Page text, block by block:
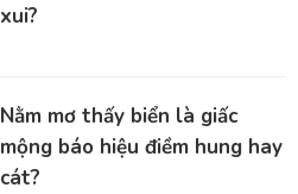
xui?
Nằm mơ thấy biển là giấc
mộng báo hiệu điềm hung hay
cát?